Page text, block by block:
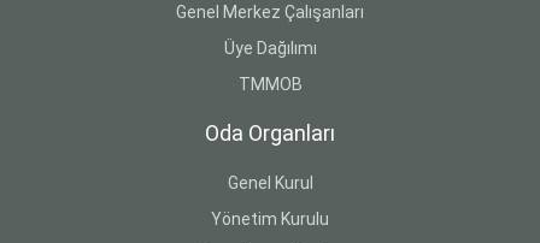
Genel Merkez Çalışanları
Üye Dağılımı
TMMOB
Oda Organları
Genel Kurul
Yönetim Kurulu